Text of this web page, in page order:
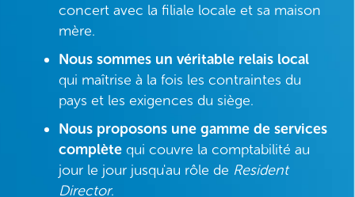
concert avec la filiale locale et sa maison
mère.
Nous sommes un véritable relais local
qui maîtrise à la fois les contraintes du
pays et les exigences du siège.
Nous proposons une gamme de services
complète qui couvre la comptabilité au
jour le jour jusqu'au rôle de Resident
Director.